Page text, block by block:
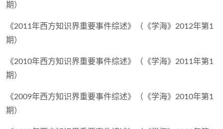
期）
《2011年西方知识界重要事件综述》（《学海》2012年第1
期）
《2010年西方知识界重要事件综述》（《学海》2011年第1
期）
《2009年西方知识界重要事件综述》（《学海》2010年第1
期）